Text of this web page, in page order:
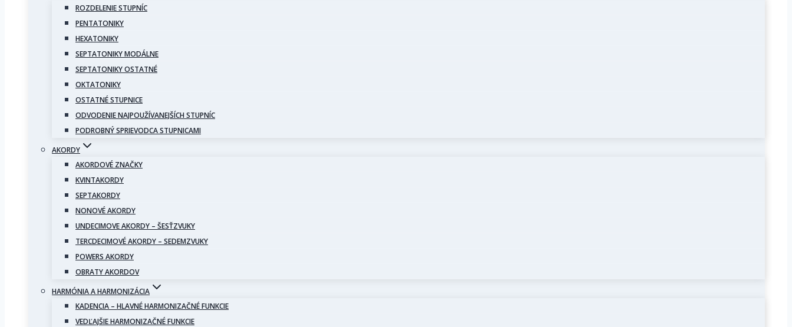
ROZDELENIE STUPNÍC
PENTATONIKY
HEXATONIKY
SEPTATONIKY MODÁLNE
SEPTATONIKY OSTATNÉ
OKTATONIKY
OSTATNÉ STUPNICE
ODVODENIE NAJPOUŽÍVANEJŠÍCH STUPNÍC
PODROBNÝ SPRIEVODCA STUPNICAMI
AKORDY
AKORDOVÉ ZNAČKY
KVINTAKORDY
SEPTAKORDY
NONOVÉ AKORDY
UNDECIMOVE AKORDY – ŠESŤZVUKY
TERCDECIMOVÉ AKORDY – SEDEMZVUKY
POWERS AKORDY
OBRATY AKORDOV
HARMÓNIA A HARMONIZÁCIA
KADENCIA – HLAVNÉ HARMONIZAČNÉ FUNKCIE
VEDĽAJŠIE HARMONIZAČNÉ FUNKCIE